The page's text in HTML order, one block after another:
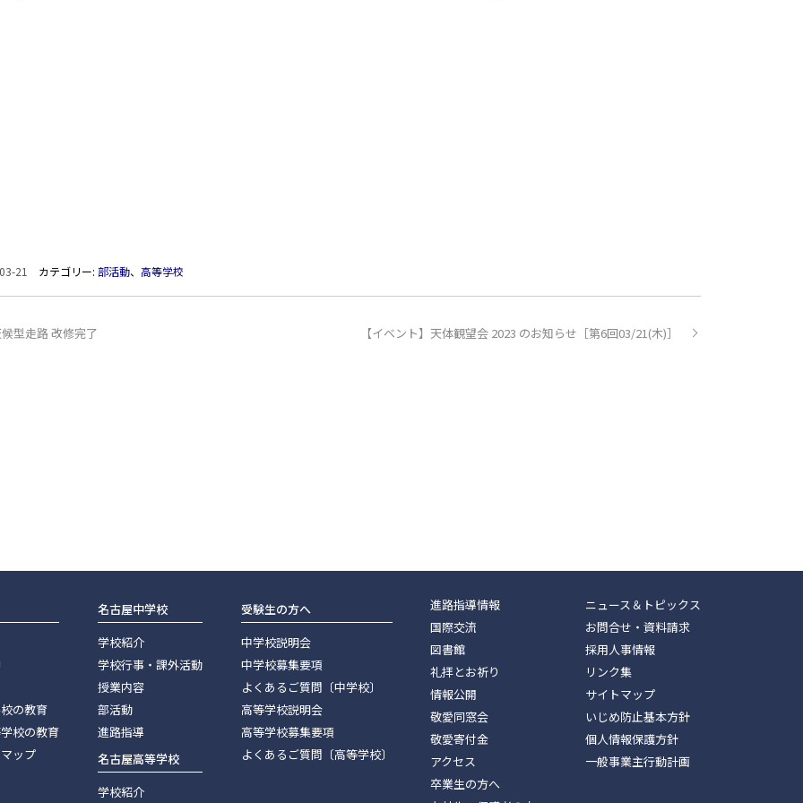
21 カテゴリー: 部活動、 高等学校
型走路 改修完了 【イベント】天体観望会 2023 のお知らせ［第6回03/21(木)］
の教育
校の教育
ップ
名古屋中学校
学校紹介
学校行事・課外活動
授業内容
部活動
進路指導
名古屋高等学校
学校紹介
受験生の方へ
中学校説明会
中学校募集要項
よくあるご質問〔中学校〕
高等学校説明会
高等学校募集要項
よくあるご質問〔高等学校〕
進路指導情報
国際交流
図書館
礼拝とお祈り
情報公開
敬愛同窓会
敬愛寄付金
アクセス
卒業生の方へ
ニュース＆トピックス
お問合せ・資料請求
採用人事情報
リンク集
サイトマップ
いじめ防止基本方針
個人情報保護方針
一般事業主行動計画